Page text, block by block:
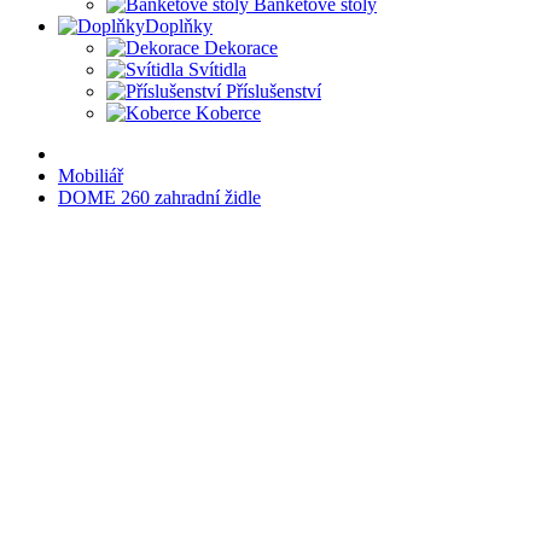
Banketové stoly
Doplňky
Dekorace
Svítidla
Příslušenství
Koberce
Mobiliář
DOME 260 zahradní židle